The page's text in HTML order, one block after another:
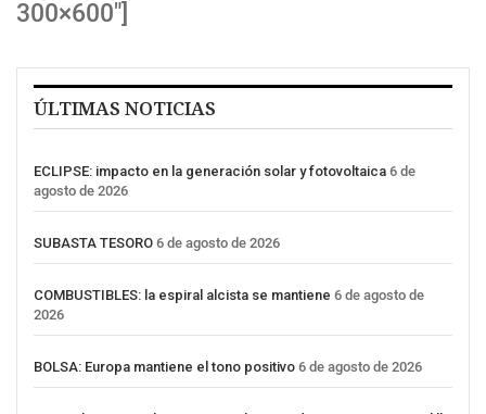
300×600″]
ÚLTIMAS NOTICIAS
ECLIPSE: impacto en la generación solar y fotovoltaica 6 de
agosto de 2026
SUBASTA TESORO 6 de agosto de 2026
COMBUSTIBLES: la espiral alcista se mantiene 6 de agosto de
2026
BOLSA: Europa mantiene el tono positivo 6 de agosto de 2026